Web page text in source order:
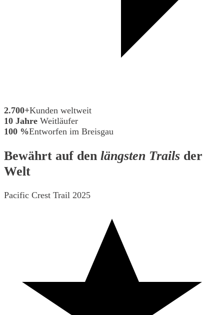
2.700+Kunden weltweit
10 Jahre Weitläufer
100 %Entworfen im Breisgau
Bewährt auf den längsten Trails der
Welt
Pacific Crest Trail 2025